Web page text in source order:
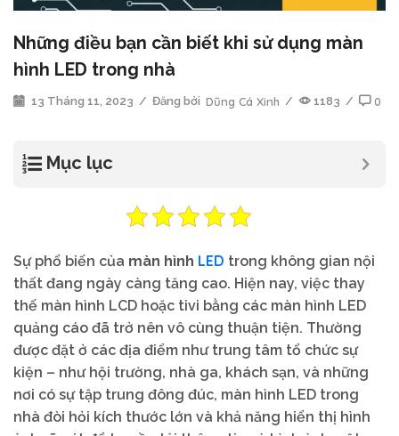
Những điều bạn cần biết khi sử dụng màn
hình LED trong nhà
13 Tháng 11, 2023 / Đăng bởi Dũng Cá Xinh / 1183 / 0
Mục lục
Sự phổ biến của màn hình LED trong không gian nội
thất đang ngày càng tăng cao. Hiện nay, việc thay
thế màn hình LCD hoặc tivi bằng các màn hình LED
quảng cáo đã trở nên vô cùng thuận tiện. Thường
được đặt ở các địa điểm như trung tâm tổ chức sự
kiện – như hội trường, nhà ga, khách sạn, và những
nơi có sự tập trung đông đúc, màn hình LED trong
nhà đòi hỏi kích thước lớn và khả năng hiển thị hình